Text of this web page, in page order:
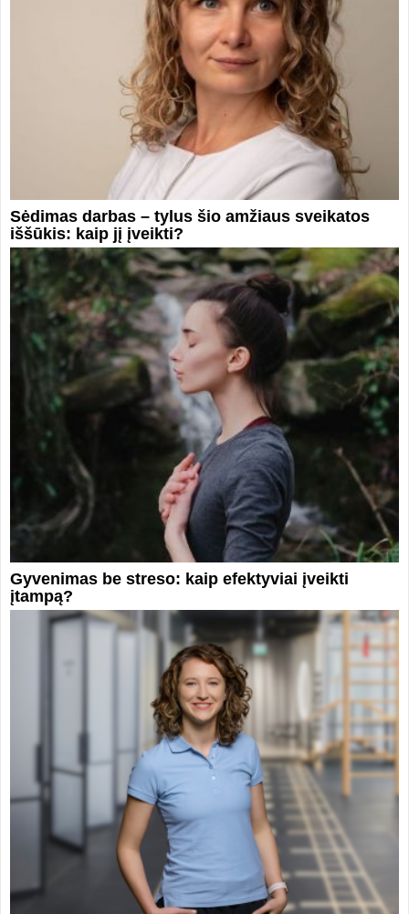
Sėdimas darbas – tylus šio amžiaus sveikatos
iššūkis: kaip jį įveikti?
Gyvenimas be streso: kaip efektyviai įveikti
įtampą?